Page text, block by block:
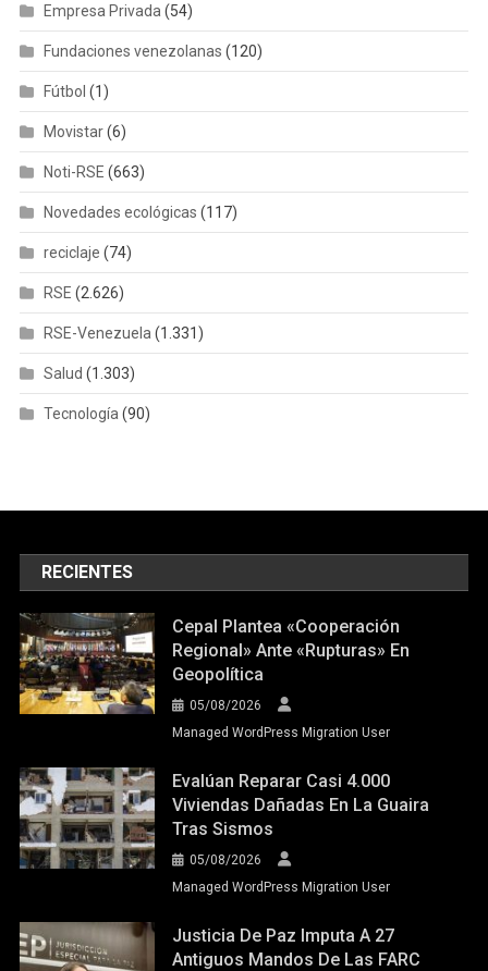
Empresa Privada (54)
Fundaciones venezolanas (120)
Fútbol (1)
Movistar(6)
Noti-RSE (663)
Novedades ecológicas (117)
reciclaje (74)
RSE (2.626)
RSE-Venezuela (1.331)
Salud (1.303)
Tecnología (90)
RECIENTES
Cepal Plantea «cooperación
Regional» Ante «rupturas» En
Geopolítica
05/08/2026
Managed WordPress Migration User
Evalúan Reparar Casi 4.000
Viviendas Dañadas En La Guaira
Tras Sismos
05/08/2026
Managed WordPress Migration User
Justicia De Paz Imputa A 27
Antiguos Mandos De Las FARC